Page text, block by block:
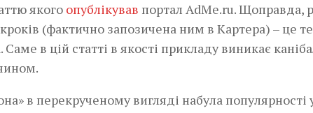
якого опублікував портал AdMe.ru. Щоправда,
кроків (фактично запозичена ним в Картера) – це
Саме в цій статті в якості прикладу виникає
в перекрученому вигляді набула